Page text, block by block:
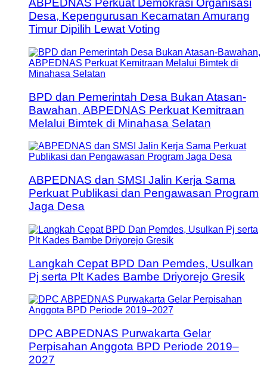
ABPEDNAS Perkuat Demokrasi Organisasi
Desa, Kepengurusan Kecamatan Amurang
Timur Dipilih Lewat Voting
BPD dan Pemerintah Desa Bukan Atasan-
Bawahan, ABPEDNAS Perkuat Kemitraan
Melalui Bimtek di Minahasa Selatan
ABPEDNAS dan SMSI Jalin Kerja Sama
Perkuat Publikasi dan Pengawasan Program
Jaga Desa
Langkah Cepat BPD Dan Pemdes, Usulkan
Pj serta Plt Kades Bambe Driyorejo Gresik
DPC ABPEDNAS Purwakarta Gelar
Perpisahan Anggota BPD Periode 2019–
2027